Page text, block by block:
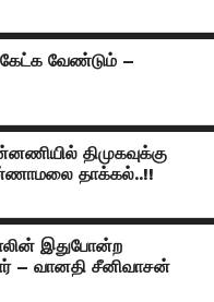
கேட்க வேண்டும் –
திமுகவுக்கு
தாக்கல்..!!
இதுபோன்ற
– வானதி சீனிவாசன்